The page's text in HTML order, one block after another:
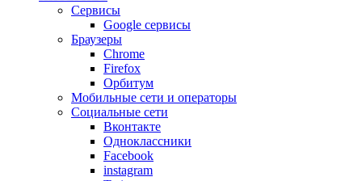
Сервисы
Google сервисы
Браузеры
Chrome
Firefox
Орбитум
Мобильные сети и операторы
Социальные сети
Вконтакте
Одноклассники
Facebook
instagram